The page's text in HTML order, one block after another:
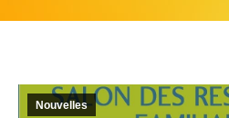
Nouvelles